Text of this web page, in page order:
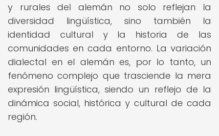
y rurales del alemán no solo reflejan la
diversidad lingüística, sino también la
identidad cultural y la historia de las
comunidades en cada entorno. La variación
dialectal en el alemán es, por lo tanto, un
fenómeno complejo que trasciende la mera
expresión lingüística, siendo un reflejo de la
dinámica social, histórica y cultural de cada
región.